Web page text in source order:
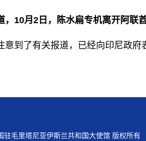
，10月2日，陈水扁专机离开阿联
了有关报道，已经向印尼政府
驻毛里塔尼亚伊斯兰共和国大使馆 版权所有